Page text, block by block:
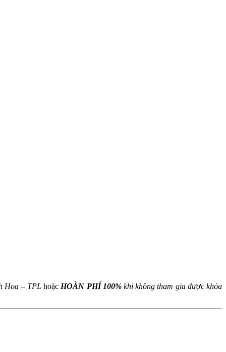
Hoa – TPL hoặc HOÀN PHÍ 100% khi không tham gia được khóa